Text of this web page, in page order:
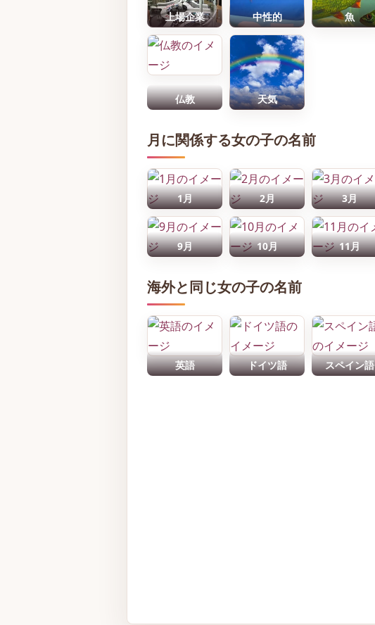
上場企業 中性的 魚
仏教 天気
月に関係する女の子の名前
1月 2月 3月
9月 10月 11月
海外と同じ女の子の名前
英語 ドイツ語 スペイン語